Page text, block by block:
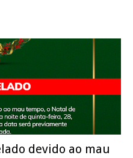
devido ao mau